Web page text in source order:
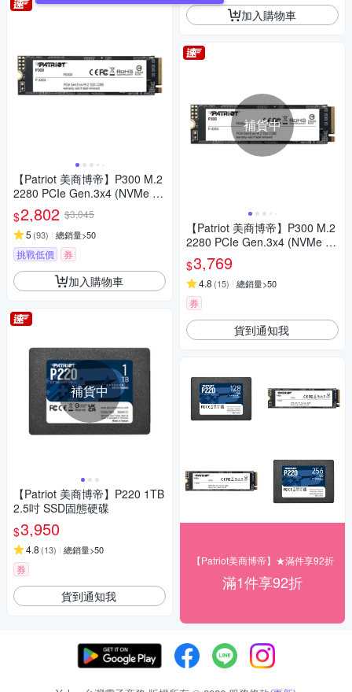
【Patriot 美商博帝】P300 M.2
2280 PCIe Gen.3x4 (NVMe 1.
3) 512GB 固態硬碟
$2,802 $3,045
5 (93) 總銷量>50
挑戰低價 券
加入購物車
補貨中
【Patriot 美商博帝】P220 1TB
2.5吋 SSD固態硬碟
$3,950
4.8 (13) 總銷量>50
券
貨到通知我
加入購物車
補貨中
【Patriot 美商博帝】P300 M.2
2280 PCIe Gen.3x4 (NVMe 1.
3) 1TB 固態硬碟
$3,769
4.8 (15) 總銷量>50
券
貨到通知我
【Patriot美商博帝】★滿件享92折
滿1件享92折